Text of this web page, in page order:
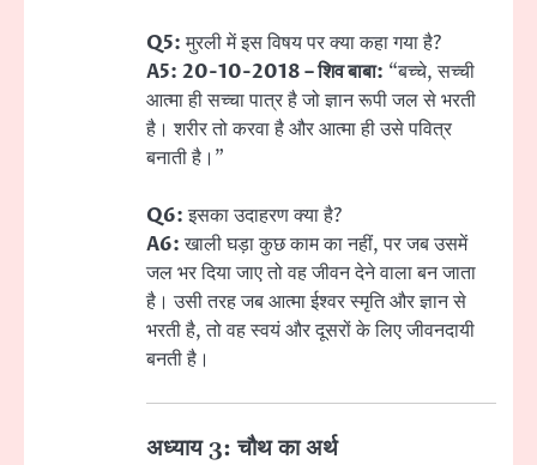
Q5:मुरली में इस विषय पर क्या कहा गया है?
A5: 20-10-2018 – शिव बाबा: “बच्चे, सच्ची
आत्मा ही सच्चा पात्र है जो ज्ञान रूपी जल से भरती
है। शरीर तो करवा है और आत्मा ही उसे पवित्र
बनाती है।”
Q6:इसका उदाहरण क्या है?
A6:खाली घड़ा कुछ काम का नहीं, पर जब उसमें
जल भर दिया जाए तो वह जीवन देने वाला बन जाता
है। उसी तरह जब आत्मा ईश्वर स्मृति और ज्ञान से
भरती है, तो वह स्वयं और दूसरों के लिए जीवनदायी
बनती है।
अध्याय 3: चौथ का अर्थ